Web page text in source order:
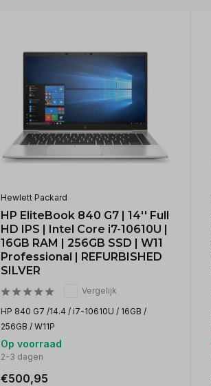
Hewlett Packard
HP EliteBook 840 G7 | 14'' Full
HD IPS | Intel Core i7-10610U |
16GB RAM | 256GB SSD | W11
Professional | REFURBISHED
SILVER
Vergelijk
HP 840 G7 /14.4 / i7-10610U / 16GB /
256GB / W11P
Op voorraad
2-3 dagen
€500,95